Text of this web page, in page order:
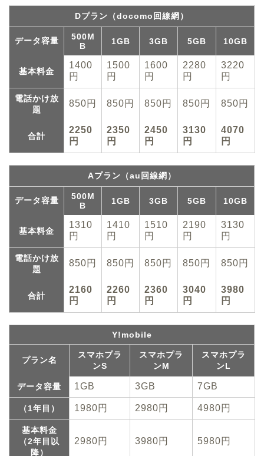
Dプラン（docomo回線網）
データ容量
500M
B
1GB 3GB 5GB 10GB
基本料金
1400
円
1500
円
1600
円
2280
円
3220
円
電話かけ放
題
850円 850円 850円 850円 850円
合計
2250
円
2350
円
2450
円
3130
円
4070
円
Aプラン（au回線網）
データ容量
500M
B
1GB 3GB 5GB 10GB
基本料金
1310
円
1410
円
1510
円
2190
円
3130
円
電話かけ放
題
850円 850円 850円 850円 850円
合計
2160
円
2260
円
2360
円
3040
円
3980
円
Y!mobile
プラン名
スマホプラ
ンS
スマホプラ
ンM
スマホプラ
ンL
データ容量 1GB 3GB 7GB
（1年目） 1980円 2980円 4980円
基本料金
（2年目以
降）
2980円 3980円 5980円